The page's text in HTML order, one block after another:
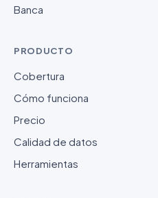
Banca
PRODUCTO
Cobertura
Cómo funciona
Precio
Calidad de datos
Herramientas